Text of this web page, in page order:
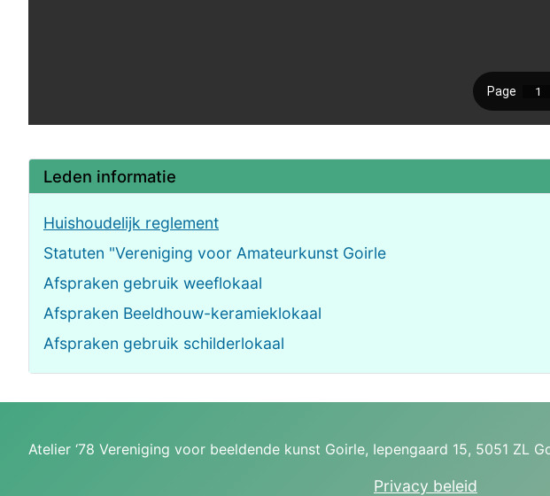
Leden informatie
Huishoudelijk reglement
Statuten "Vereniging voor Amateurkunst Goirle
Afspraken gebruik weeflokaal
Afspraken Beeldhouw-keramieklokaal
Afspraken gebruik schilderlokaal
Atelier ‘78 Vereniging voor beeldende kunst Goirle, Iepengaard 15, 5051 ZL
Privacy beleid